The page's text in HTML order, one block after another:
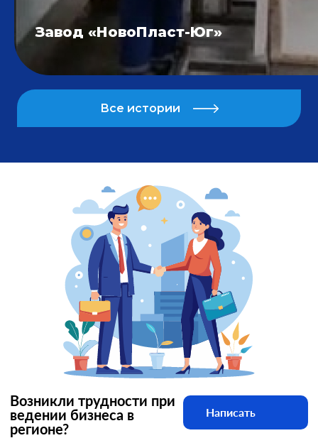
Завод «НовоПласт-Юг»
Все истории
Возникли трудности при
ведении бизнеса в
регионе?
Написать